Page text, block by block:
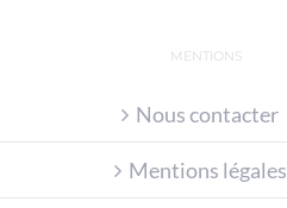
MENTIONS
Nous contacter
Mentions légales